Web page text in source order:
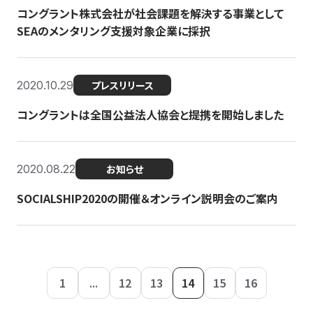
コングラント株式会社が社会課題を解決する事業として
SEAのメンタリング支援対象企業に採択
2020.10.29 プレスリリース
コングラントは全国公益法人協会と提携を開始しました
2020.08.22 お知らせ
SOCIALSHIP2020の開催＆オンライン説明会のご案内
1 ... 12 13 14 15 16